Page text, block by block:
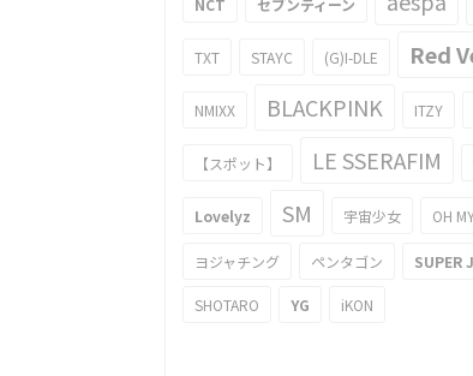
NCT セブンティーン
TXT STAYC (G)I-DLE Red
NMIXX BLACKPINK ITZY
【スポット】 LE SSERAFIM
Lovelyz SM 宇宙少女 OH
ヨジャチング ペンタゴン SUPER
SHOTARO YG iKON